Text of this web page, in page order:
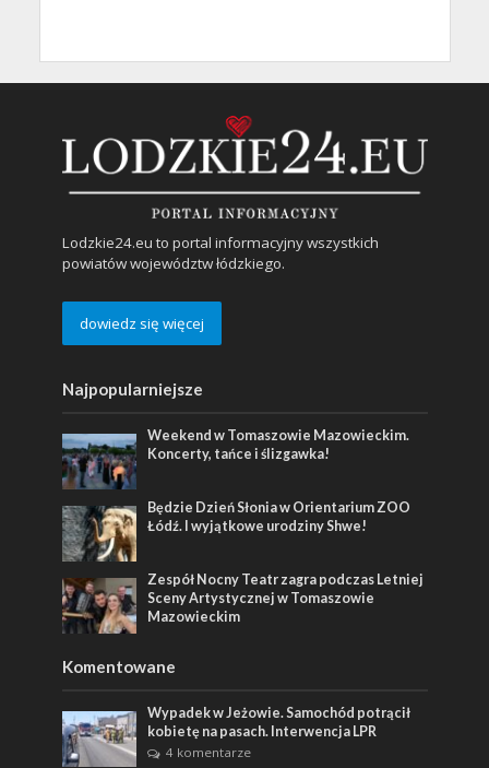
Lodzkie24.eu to portal informacyjny wszystkich
powiatów województw łódzkiego.
dowiedz się więcej
Najpopularniejsze
Weekend w Tomaszowie Mazowieckim.
Koncerty, tańce i ślizgawka!
Będzie Dzień Słonia w Orientarium ZOO
Łódź. I wyjątkowe urodziny Shwe!
Zespół Nocny Teatr zagra podczas Letniej
Sceny Artystycznej w Tomaszowie
Mazowieckim
Komentowane
Wypadek w Jeżowie. Samochód potrącił
kobietę na pasach. Interwencja LPR
4 komentarze